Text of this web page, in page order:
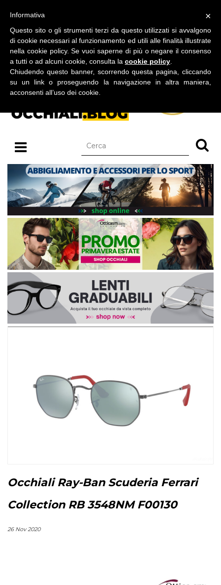
BLOG SU OCCHIALI DA SOLE E OCCHIALI DA VISTA
Occhiali Ray-Ban Scuderia Ferrari
Collection RB 3548NM F00130
26 Nov 2020
×
Informativa
Questo sito o gli strumenti terzi da questo utilizzati si avvalgono
di cookie necessari al funzionamento ed utili alle finalità illustrate
nella cookie policy. Se vuoi saperne di più o negare il consenso
a tutti o ad alcuni cookie, consulta la cookie policy
Chiudendo questo banner, scorrendo questa pagina, cliccando
su un link o proseguendo la navigazione in altra maniera,
acconsenti all’uso dei cookie.